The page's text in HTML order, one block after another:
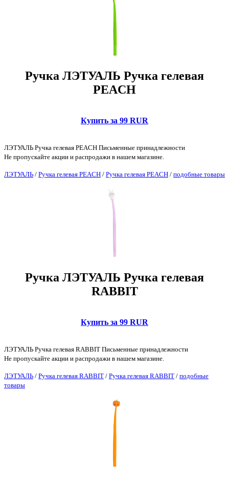
Ручка ЛЭТУАЛЬ Ручка гелевая
PEACH
Купить за 99 RUR
ЛЭТУАЛЬ Ручка гелевая PEACH Письменные принадлежности
Не пропускайте акции и распродажи в нашем магазине.
ЛЭТУАЛЬ / Ручка гелевая PEACH / Ручка гелевая PEACH / подобные товары
Ручка ЛЭТУАЛЬ Ручка гелевая
RABBIT
Купить за 99 RUR
ЛЭТУАЛЬ Ручка гелевая RABBIT Письменные принадлежности
Не пропускайте акции и распродажи в нашем магазине.
ЛЭТУАЛЬ / Ручка гелевая RABBIT / Ручка гелевая RABBIT / подобные
товары